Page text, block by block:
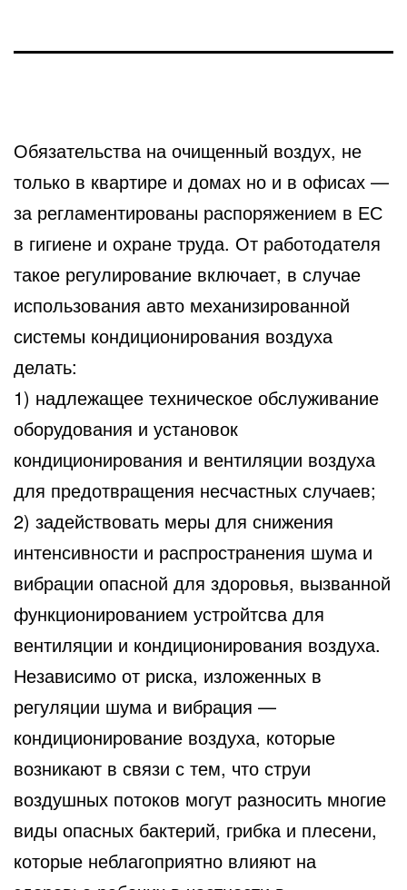
Обязательства на очищенный воздух, не
только в квартире и домах но и в офисах —
за регламентированы распоряжением в ЕС
в гигиене и охране труда. От работодателя
такое регулирование включает, в случае
использования авто механизированной
системы кондиционирования воздуха
делать:
1) надлежащее техническое обслуживание
оборудования и установок
кондиционирования и вентиляции воздуха
для предотвращения несчастных случаев;
2) задействовать меры для снижения
интенсивности и распространения шума и
вибрации опасной для здоровья, вызванной
функционированием устройтсва для
вентиляции и кондиционирования воздуха.
Независимо от риска, изложенных в
регуляции шума и вибрация —
кондиционирование воздуха, которые
возникают в связи с тем, что струи
воздушных потоков могут разносить многие
виды опасных бактерий, грибка и плесени,
которые неблагоприятно влияют на